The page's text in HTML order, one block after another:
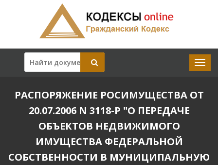
РАСПОРЯЖЕНИЕ РОСИМУЩЕСТВА ОТ
20.07.2006 N 3118-Р "О ПЕРЕДАЧЕ
ОБЪЕКТОВ НЕДВИЖИМОГО
ИМУЩЕСТВА ФЕДЕРАЛЬНОЙ
СОБСТВЕННОСТИ В МУНИЦИПАЛЬНУЮ